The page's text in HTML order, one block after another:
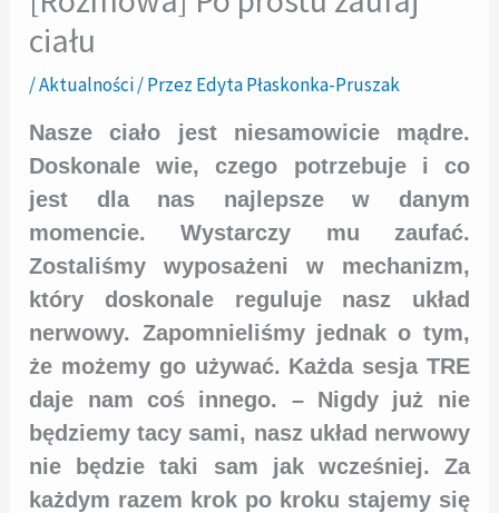
ciału
/Aktualności/ Przez Edyta Płaskonka-Pruszak
Nasze ciało jest niesamowicie mądre.
Doskonale wie, czego potrzebuje i co
jest dla nas najlepsze w danym
momencie. Wystarczy mu zaufać.
Zostaliśmy wyposażeni w mechanizm,
który doskonale reguluje nasz układ
nerwowy. Zapomnieliśmy jednak o tym,
że możemy go używać. Każda sesja TRE
daje nam coś innego. – Nigdy już nie
będziemy tacy sami, nasz układ nerwowy
nie będzie taki sam jak wcześniej. Za
każdym razem krok po kroku stajemy się